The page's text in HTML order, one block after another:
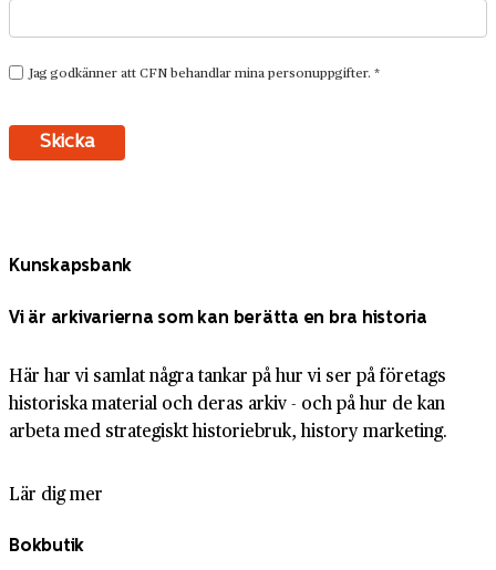
Kunskapsbank
Vi är arkivarierna som kan berätta en bra historia
Här har vi samlat några tankar på hur vi ser på företags
historiska material och deras arkiv - och på hur de kan
arbeta med strategiskt historiebruk, history marketing.
Lär dig mer
Bokbutik